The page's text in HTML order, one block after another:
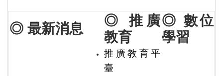
◎ 最新消息
◎ 推廣
教育
◎ 數位
學習
推廣教育平
臺